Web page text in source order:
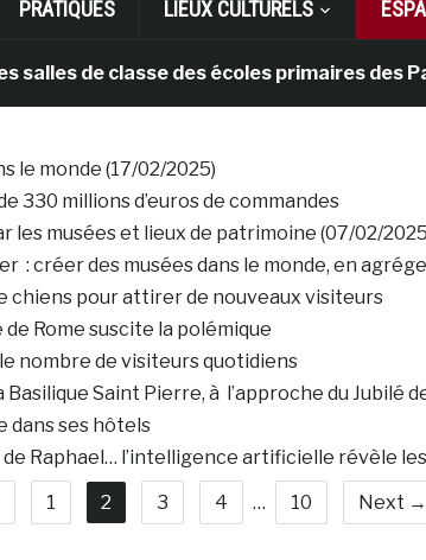
PRATIQUES LIEUX CULTURELS
de classe des écoles primaires des Pays-
le monde (17/02/2025)
330 millions d’euros de commandes
les musées et lieux de patrimoine (07/02/
: créer des musées dans le monde, en
chiens pour attirer de nouveaux visiteurs
Rome suscite la polémique
nombre de visiteurs quotidiens
Saint Pierre, à l’approche du Jubilé
dans ses hôtels
Raphael… l’intelligence artificielle révèle
1 2 3 4 … 10 Next →